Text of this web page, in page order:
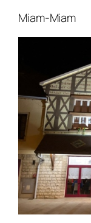
Miam-Miam